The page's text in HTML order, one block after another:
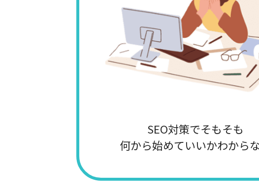
SEO対策でそもそも
何から始めていいかわから